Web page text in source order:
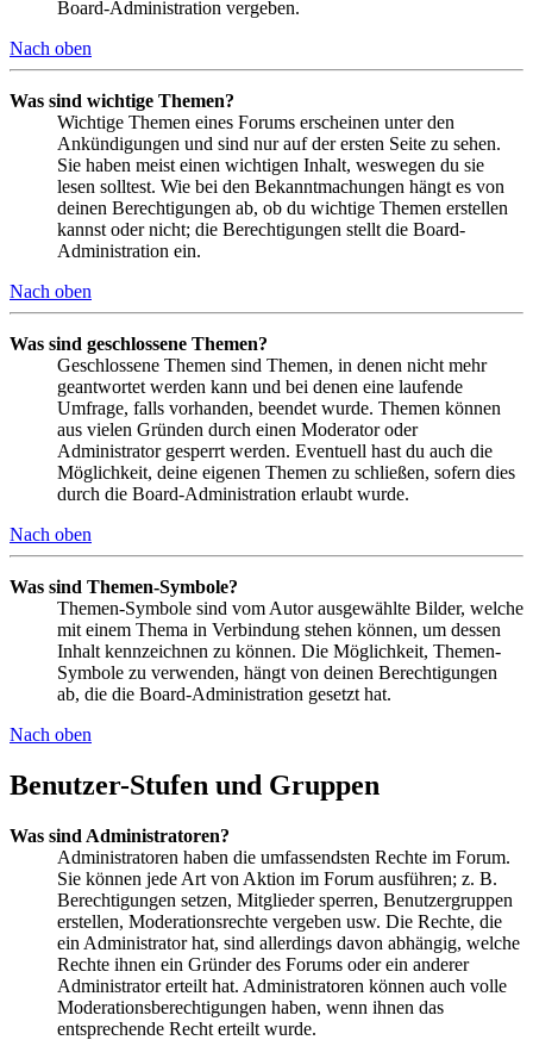
Board-Administration vergeben.
Nach oben
Was sind wichtige Themen?
Wichtige Themen eines Forums erscheinen unter den
Ankündigungen und sind nur auf der ersten Seite zu sehen.
Sie haben meist einen wichtigen Inhalt, weswegen du sie
lesen solltest. Wie bei den Bekanntmachungen hängt es von
deinen Berechtigungen ab, ob du wichtige Themen erstellen
kannst oder nicht; die Berechtigungen stellt die Board-
Administration ein.
Nach oben
Was sind geschlossene Themen?
Geschlossene Themen sind Themen, in denen nicht mehr
geantwortet werden kann und bei denen eine laufende
Umfrage, falls vorhanden, beendet wurde. Themen können
aus vielen Gründen durch einen Moderator oder
Administrator gesperrt werden. Eventuell hast du auch die
Möglichkeit, deine eigenen Themen zu schließen, sofern dies
durch die Board-Administration erlaubt wurde.
Nach oben
Was sind Themen-Symbole?
Themen-Symbole sind vom Autor ausgewählte Bilder, welche
mit einem Thema in Verbindung stehen können, um dessen
Inhalt kennzeichnen zu können. Die Möglichkeit, Themen-
Symbole zu verwenden, hängt von deinen Berechtigungen
ab, die die Board-Administration gesetzt hat.
Nach oben
Benutzer-Stufen und Gruppen
Was sind Administratoren?
Administratoren haben die umfassendsten Rechte im Forum.
Sie können jede Art von Aktion im Forum ausführen; z. B.
Berechtigungen setzen, Mitglieder sperren, Benutzergruppen
erstellen, Moderationsrechte vergeben usw. Die Rechte, die
ein Administrator hat, sind allerdings davon abhängig, welche
Rechte ihnen ein Gründer des Forums oder ein anderer
Administrator erteilt hat. Administratoren können auch volle
Moderationsberechtigungen haben, wenn ihnen das
entsprechende Recht erteilt wurde.